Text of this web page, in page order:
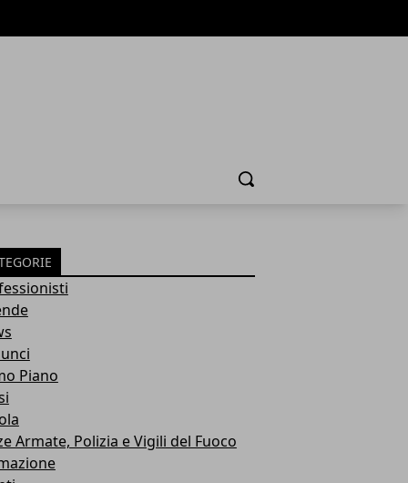
Cerca
Piano
Armate, Polizia e Vigili del Fuoco